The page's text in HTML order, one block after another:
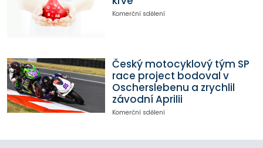
Komerční sdělení
Český motocyklový tým SP
race project bodoval v
Oscherslebenu a zrychlil
závodní Aprilii
Komerční sdělení